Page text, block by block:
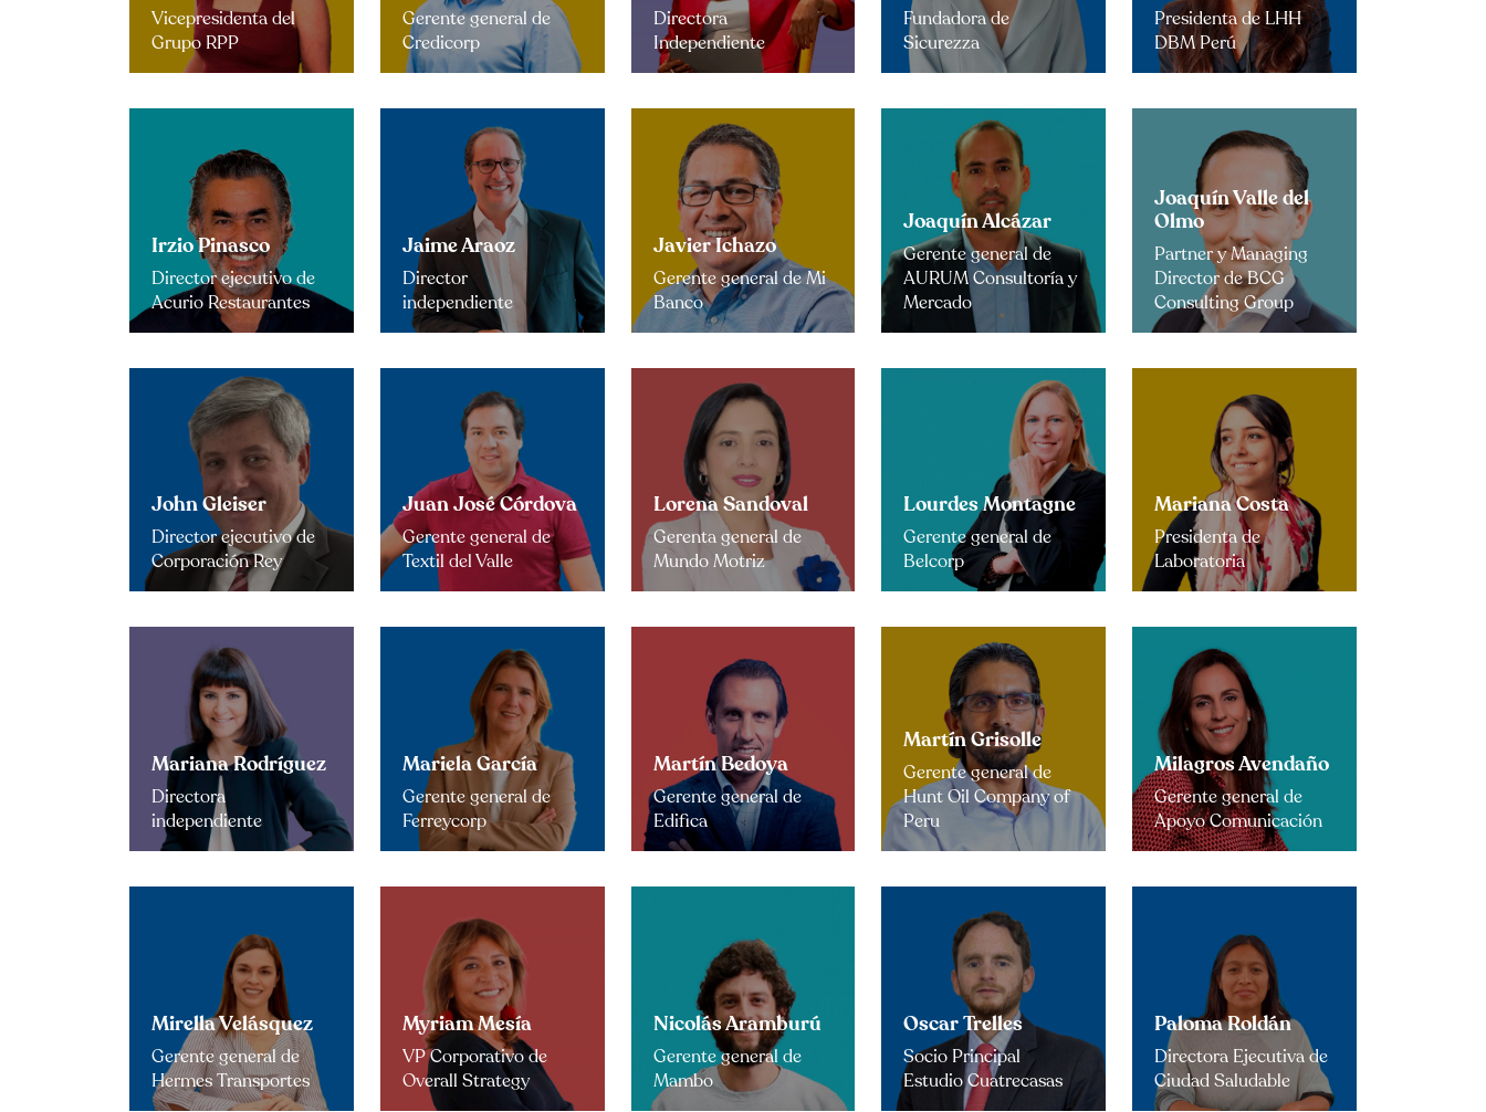
Vicepresidenta del
Grupo RPP
Gerente general de
Credicorp
Directora
Independiente
Fundadora de
Sicurezza
Presidenta de LHH
DBM Perú
Irzio Pinasco
Director ejecutivo de
Acurio Restaurantes
Jaime Araoz
Director
independiente
Javier Ichazo
Gerente general de Mi
Banco
Joaquín Alcázar
Gerente general de
AURUM Consultoría y
Mercado
Joaquín Valle del
Olmo
Partner y Managing
Director de BCG
Consulting Group
John Gleiser
Director ejecutivo de
Corporación Rey
Juan José Córdova
Gerente general de
Textil del Valle
Lorena Sandoval
Gerenta general de
Mundo Motriz
Lourdes Montagne
Gerente general de
Belcorp
Mariana Costa
Presidenta de
Laboratoria
Mariana Rodríguez
Directora
independiente
Mariela García
Gerente general de
Ferreycorp
Martín Bedoya
Gerente general de
Edifica
Martín Grisolle
Gerente general de
Hunt Oil Company of
Peru
Milagros Avendaño
Gerente general de
Apoyo Comunicación
Mirella Velásquez
Gerente general de
Hermes Transportes
Myriam Mesía
VP Corporativo de
Overall Strategy
Nicolás Aramburú
Gerente general de
Mambo
Oscar Trelles
Socio Principal
Estudio Cuatrecasas
Paloma Roldán
Directora Ejecutiva de
Ciudad Saludable